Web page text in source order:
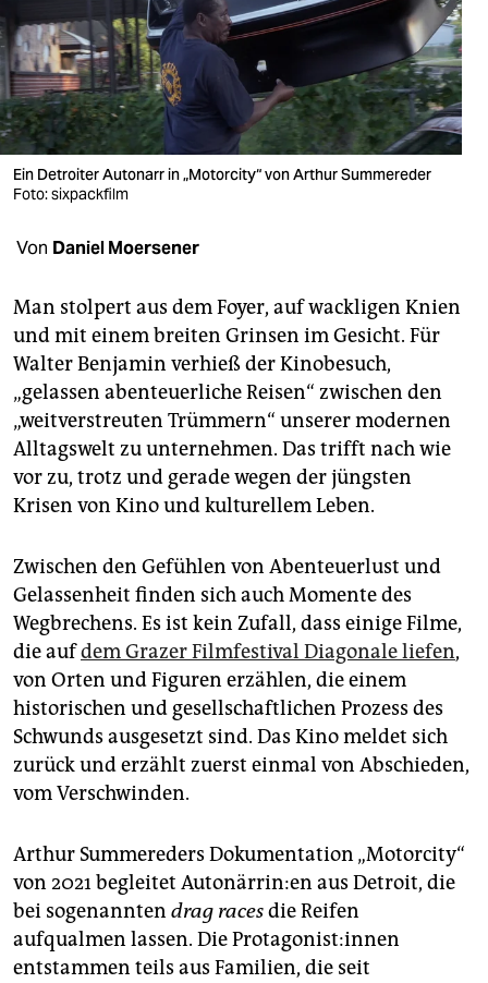
nord
wahrheit
verlag
verlag
veranstaltungen
shop
unterstützen
abo
genossenschaft
epaper login
Ein Detroiter Autonarr in „Motorcity“ von Arthur Summereder
Foto: sixpackfilm
Von Daniel Moersener
Man stolpert aus dem Foyer, auf wackligen Knien
und mit einem breiten Grinsen im Gesicht. Für
Walter Benjamin verhieß der Kinobesuch,
„gelassen abenteuerliche Reisen“ zwischen den
„weitverstreuten Trümmern“ unserer modernen
Alltagswelt zu unternehmen. Das trifft nach wie
vor zu, trotz und gerade wegen der jüngsten
Krisen von Kino und kulturellem Leben.
Zwischen den Gefühlen von Abenteuerlust und
Gelassenheit finden sich auch Momente des
Wegbrechens. Es ist kein Zufall, dass einige Filme,
die aufdem Grazer Filmfestival Diagonale liefen,
von Orten und Figuren erzählen, die einem
historischen und gesellschaftlichen Prozess des
Schwunds ausgesetzt sind. Das Kino meldet sich
zurück und erzählt zuerst einmal von Abschieden,
vom Verschwinden.
Arthur Summereders Dokumentation „Motorcity“
von 2021 begleitet Au­to­när­ri­n:en aus Detroit, die
bei sogenannten drag racesdie Reifen
aufqualmen lassen. Die Prot­ago­nis­t:in­nen
entstammen teils aus Familien, die seit